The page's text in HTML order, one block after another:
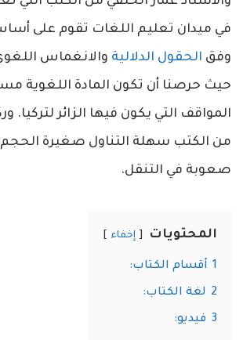
في ميدان تعليم اللغات تقوم على
وفق الحقول الدلالية والانغماس
حيث حرصنا أن تكون المادة اللغوية
المواقف التي يكون فيها الزائر لتركيا.
من الكتب سهلة التناول صغيرة
صعوبة في التنقل.
المحتويات إخفاء
1 أقسام الكتاب:
2 لغة الكتاب:
3 فيديو: